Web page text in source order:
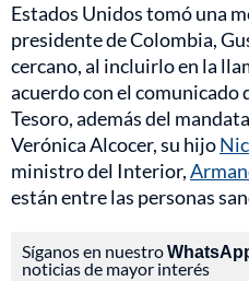
Estados Unidos tomó una
presidente de Colombia,
cercano, al incluirlo en la
acuerdo con el
Tesoro, además del
Verónica Alcocer, su hijo
ministro del Interior,
están entre las personas
Síganos en nuestro
noticias de mayor interés